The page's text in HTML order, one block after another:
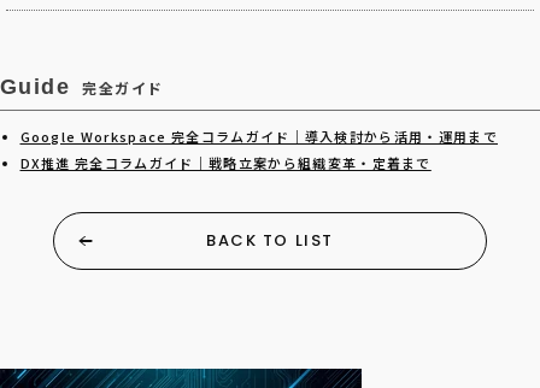
Guide 完全ガイド
Google Workspace 完全コラムガイド｜導入検討から活用・運用まで
DX推進 完全コラムガイド｜戦略立案から組織変革・定着まで
BACK TO LIST